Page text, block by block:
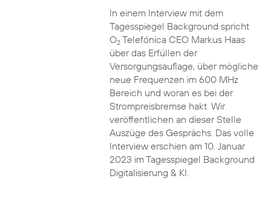
In einem Interview mit dem
Tagesspiegel Background spricht
O2Telefónica CEO Markus Haas
über das Erfüllen der
Versorgungsauflage, über mögliche
neue Frequenzen im 600 MHz
Bereich und woran es bei der
Strompreisbremse hakt. Wir
veröffentlichen an dieser Stelle
Auszüge des Gesprächs. Das volle
Interview erschien am 10. Januar
2023 im Tagesspiegel Background
Digitalisierung & KI.